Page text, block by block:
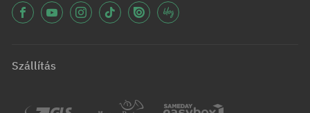
Szállítás